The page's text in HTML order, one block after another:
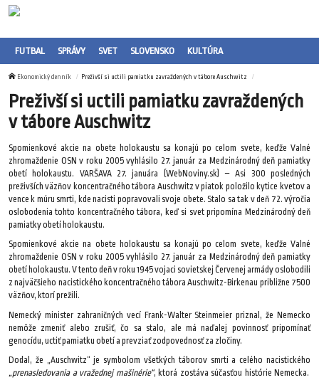
FUTBAL SPRÁVY SVET SLOVENSKO KULTÚRA
Ekonomický denník Preživší si uctili pamiatku zavraždených v tábore Auschwitz
Preživší si uctili pamiatku zavraždených
v tábore Auschwitz
Spomienkové akcie na obete holokaustu sa konajú po celom svete, keďže Valné
zhromaždenie OSN v roku 2005 vyhlásilo 27. január za Medzinárodný deň pamiatky
obetí holokaustu. VARŠAVA 27. januára (WebNoviny.sk) – Asi 300 posledných
preživších väzňov koncentračného tábora Auschwitz v piatok položilo kytice kvetov a
vence k múru smrti, kde nacisti popravovali svoje obete. Stalo sa tak v deň 72. výročia
oslobodenia tohto koncentračného tábora, keď si svet pripomína Medzinárodný deň
pamiatky obetí holokaustu.
Spomienkové akcie na obete holokaustu sa konajú po celom svete, keďže Valné
zhromaždenie OSN v roku 2005 vyhlásilo 27. január za Medzinárodný deň pamiatky
obetí holokaustu. V tento deň v roku 1945 vojaci sovietskej Červenej armády oslobodili
z najväčšieho nacistického koncentračného tábora Auschwitz-Birkenau približne 7500
väzňov, ktorí prežili.
Nemecký minister zahraničných vecí Frank-Walter Steinmeier priznal, že Nemecko
nemôže zmeniť alebo zrušiť, čo sa stalo, ale má naďalej povinnosť pripomínať
genocídu, uctiť pamiatku obetí a prevziať zodpovednosť za zločiny.
Dodal, že „Auschwitz“ je symbolom všetkých táborov smrti a celého nacistického
„prenasledovania a vražednej mašinérie“, ktorá zostáva súčasťou histórie Nemecka.